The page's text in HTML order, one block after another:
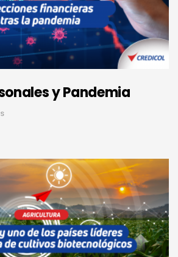
y Pandemia